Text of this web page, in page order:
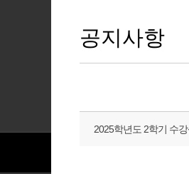
공지사항
2025학년도 2학기 수